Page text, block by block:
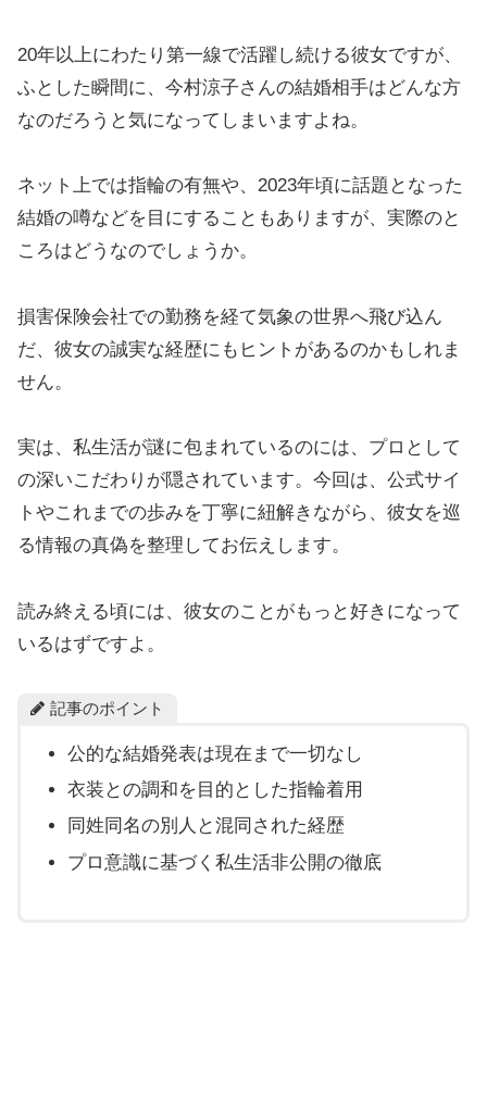
20年以上にわたり第一線で活躍し続ける彼女ですが、
ふとした瞬間に、今村涼子さんの結婚相手はどんな方
なのだろうと気になってしまいますよね。
ネット上では指輪の有無や、2023年頃に話題となった
結婚の噂などを目にすることもありますが、実際のと
ころはどうなのでしょうか。
損害保険会社での勤務を経て気象の世界へ飛び込ん
だ、彼女の誠実な経歴にもヒントがあるのかもしれま
せん。
実は、私生活が謎に包まれているのには、プロとして
の深いこだわりが隠されています。今回は、公式サイ
トやこれまでの歩みを丁寧に紐解きながら、彼女を巡
る情報の真偽を整理してお伝えします。
読み終える頃には、彼女のことがもっと好きになって
いるはずですよ。
記事のポイント
公的な結婚発表は現在まで一切なし
衣装との調和を目的とした指輪着用
同姓同名の別人と混同された経歴
プロ意識に基づく私生活非公開の徹底